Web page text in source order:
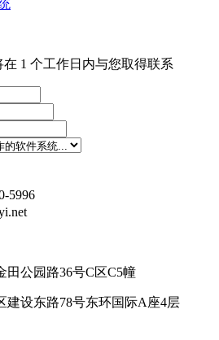
1 个工作日内与您取得联系
5996
田公园路36号C区C5幢
建设东路78号东环国际A座4层